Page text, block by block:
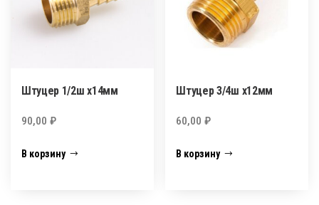
Штуцер 1/2ш х14мм
90,00 ₽
В корзину
Штуцер 3/4ш х12мм
60,00₽
В корзину